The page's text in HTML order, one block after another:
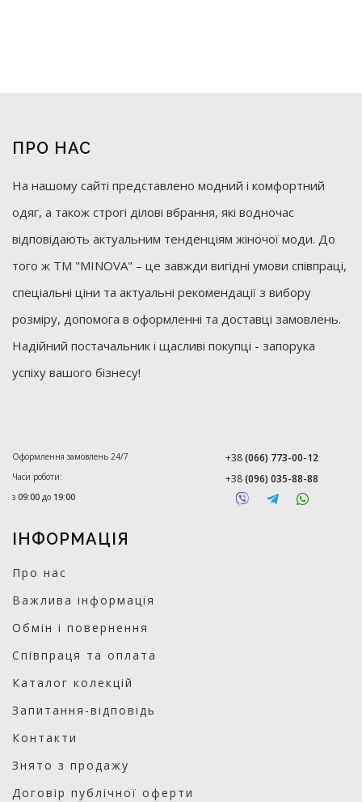
ПРО НАС
На нашому сайті представлено модний і комфортний
одяг, а також строгі ділові вбрання, які водночас
відповідають актуальним тенденціям жіночої моди. До
того ж ТМ "MINOVA" – це завжди вигідні умови співпраці,
спеціальні ціни та актуальні рекомендації з вибору
розміру, допомога в оформленні та доставці замовлень.
Надійний постачальник і щасливі покупці - запорука
успіху вашого бізнесу!
Оформлення замовлень 24/7
Часи роботи:
з 09:00 до 19:00
+38(066) 773-00-12
+38(096) 035-88-88
ІНФОРМАЦІЯ
Про нас
Важлива інформація
Обмін і повернення
Співпраця та оплата
Каталог колекцій
Запитання-відповідь
Контакти
Знято з продажу
Договір публічної оферти